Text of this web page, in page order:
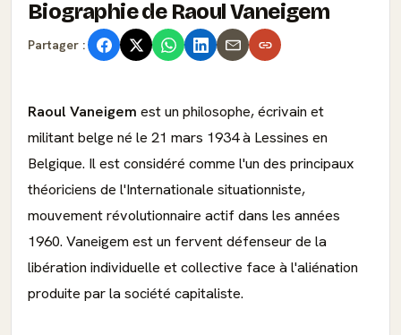
Biographie de Raoul Vaneigem
Partager :
Raoul Vaneigem est un philosophe, écrivain et
militant belge né le 21 mars 1934 à Lessines en
Belgique. Il est considéré comme l'un des principaux
théoriciens de l'Internationale situationniste,
mouvement révolutionnaire actif dans les années
1960. Vaneigem est un fervent défenseur de la
libération individuelle et collective face à l'aliénation
produite par la société capitaliste.